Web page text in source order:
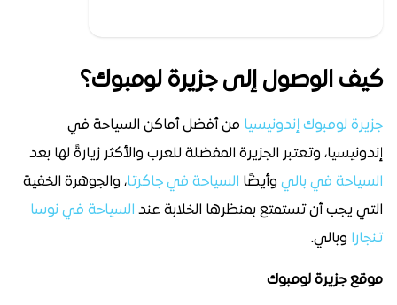
كيف الوصول إلى جزيرة لومبوك؟
جزيرة لومبوك إندونيسيا من أفضل أماكن السياحة في
إندونيسيا، وتعتبر الجزيرة المفضلة للعرب والأكثر زيارةً لها بعد
السياحة في بالي وأيضًا السياحة في جاكرتا، والجوهرة الخفية
التي يجب أن تستمتع بمنظرها الخلابة عند السياحة في نوسا
تنجارا وبالي.
موقع جزيرة لومبوك